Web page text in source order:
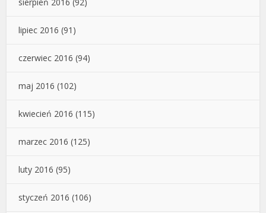
sierpień 2016 (92)
lipiec 2016 (91)
czerwiec 2016 (94)
maj 2016 (102)
kwiecień 2016 (115)
marzec 2016 (125)
luty 2016 (95)
styczeń 2016 (106)